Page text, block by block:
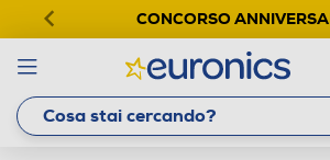
CONCORSO